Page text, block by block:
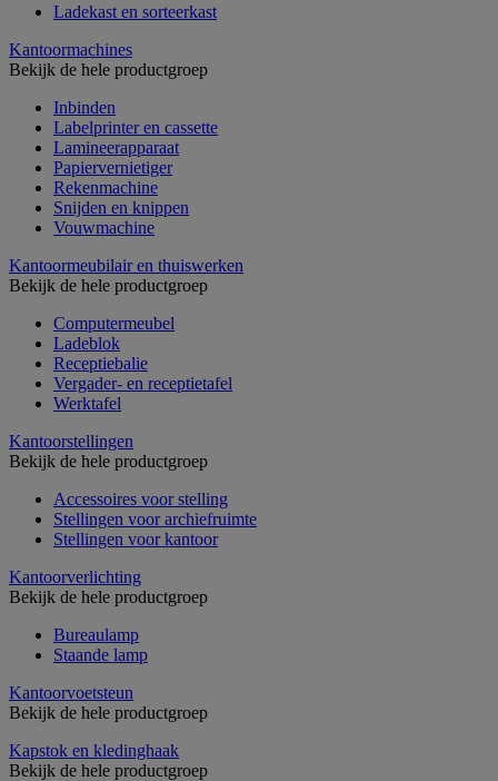
Ladekast en sorteerkast
Kantoormachines
Bekijk de hele productgroep
Inbinden
Labelprinter en cassette
Lamineerapparaat
Papiervernietiger
Rekenmachine
Snijden en knippen
Vouwmachine
Kantoormeubilair en thuiswerken
Bekijk de hele productgroep
Computermeubel
Ladeblok
Receptiebalie
Vergader- en receptietafel
Werktafel
Kantoorstellingen
Bekijk de hele productgroep
Accessoires voor stelling
Stellingen voor archiefruimte
Stellingen voor kantoor
Kantoorverlichting
Bekijk de hele productgroep
Bureaulamp
Staande lamp
Kantoorvoetsteun
Bekijk de hele productgroep
Kapstok en kledinghaak
Bekijk de hele productgroep